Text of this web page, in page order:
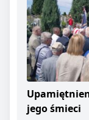
jego śmieci